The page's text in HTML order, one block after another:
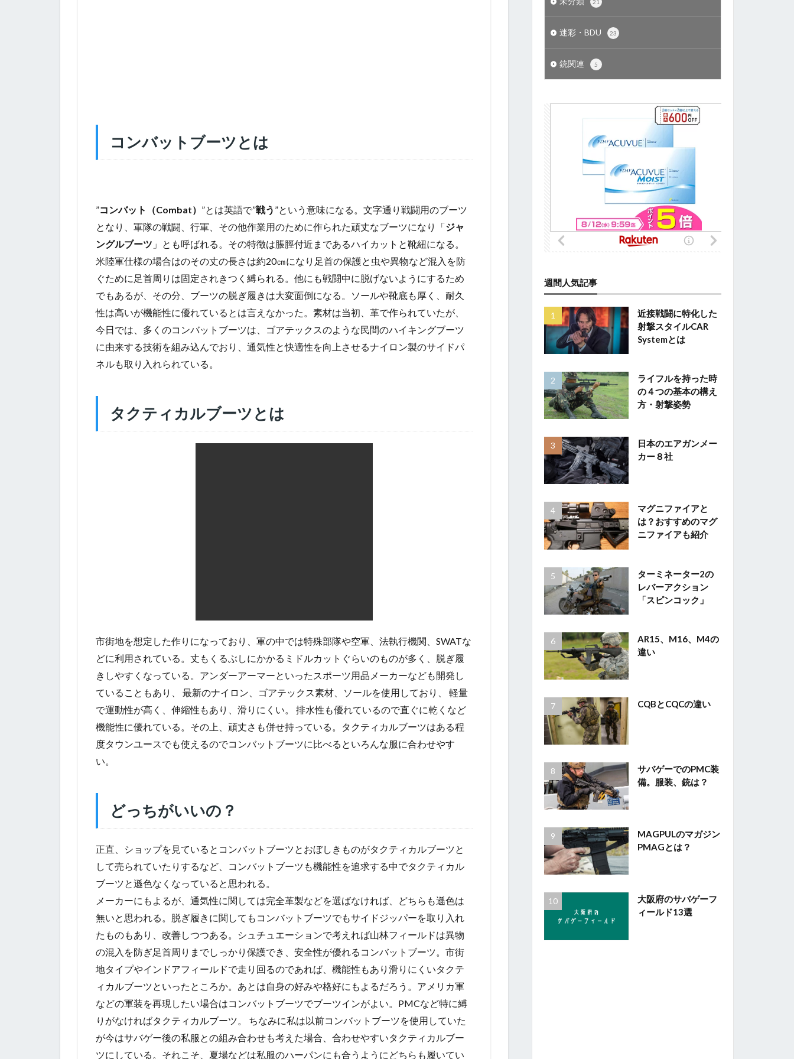
コンバットブーツとは
”コンバット（Combat） ”とは英語で”戦う ”という意味になる。文字通り戦闘用のブーツ
となり、軍隊の戦闘、行軍、その他作業用のために作られた頑丈なブーツになり「ジャ
ングルブーツ 」とも呼ばれる。その特徴は脹脛付近まであるハイカットと靴紐になる。
米陸軍仕様の場合はのその丈の長さは約20㎝になり足首の保護と虫や異物など混入を防
ぐために足首周りは固定されきつく縛られる。他にも戦闘中に脱げないようにするため
でもあるが、その分、ブーツの脱ぎ履きは大変面倒になる。ソールや靴底も厚く、耐久
性は高いが機能性に優れているとは言えなかった。素材は当初、革で作られていたが、
今日では、多くのコンバットブーツは、ゴアテックスのような民間のハイキングブーツ
に由来する技術を組み込んでおり、通気性と快適性を向上させるナイロン製のサイドパ
ネルも取り入れられている。
タクティカルブーツとは
市街地を想定した作りになっており、軍の中では特殊部隊や空軍、法執行機関、SWATな
どに利用されている。丈もくるぶしにかかるミドルカットぐらいのものが多く、脱ぎ履
きしやすくなっている。アンダーアーマーといったスポーツ用品メーカーなども開発し
ていることもあり、 最新のナイロン、ゴアテックス素材、ソールを使用しており、 軽量
で運動性が高く、伸縮性もあり、滑りにくい。 排水性も優れているので直ぐに乾くなど
機能性に優れている。その上、頑丈さも併せ持っている。タクティカルブーツはある程
度タウンユースでも使えるのでコンバットブーツに比べるといろんな服に合わせやす
い。
どっちがいいの？
正直、ショップを見ているとコンバットブーツとおぼしきものがタクティカルブーツと
して売られていたりするなど、コンバットブーツも機能性を追求する中でタクティカル
ブーツと遜色なくなっていると思われる。
メーカーにもよるが、通気性に関しては完全革製などを選ばなければ、どちらも遜色は
無いと思われる。脱ぎ履きに関してもコンバットブーツでもサイドジッパーを取り入れ
たものもあり、改善しつつある。シュチュエーションで考えれば山林フィールドは異物
の混入を防ぎ足首周りまでしっかり保護でき、安全性が優れるコンバットブーツ。市街
地タイプやインドアフィールドで走り回るのであれば、機能性もあり滑りにくいタクテ
ィカルブーツといったところか。あとは自身の好みや格好にもよるだろう。アメリカ軍
などの軍装を再現したい場合はコンバットブーツでブーツインがよい。PMCなど特に縛
りがなければタクティカルブーツ。 ちなみに私は以前コンバットブーツを使用していた
が今はサバゲー後の私服との組み合わせも考えた場合、合わせやすいタクティカルブー
ツにしている。それこそ、夏場などは私服のハーパンにも合うようにどちらも履いてい
21
迷彩・BDU 23
銃関連 5
週間人気記事
近接戦闘に特化した
射撃スタイルCAR
Systemとは
ライフルを持った時
の４つの基本の構え
方・射撃姿勢
日本のエアガンメー
カー８社
マグニファイアと
は？おすすめのマグ
ニファイアも紹介
ターミネーター2の
レバーアクション
「スピンコック」
AR15、M16、M4の
違い
CQBとCQCの違い
サバゲーでのPMC装
備。服装、銃は？
MAGPULのマガジン
PMAGとは？
大阪府のサバゲーフ
ィールド13選